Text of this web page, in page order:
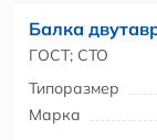
Балка
ГОСТ; СТО
Типоразмер
Марка